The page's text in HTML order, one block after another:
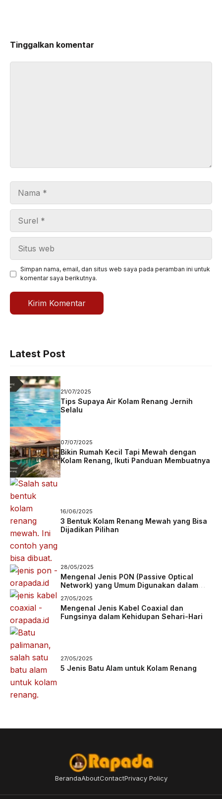
Tinggalkan komentar
Simpan nama, email, dan situs web saya pada peramban ini untuk
komentar saya berikutnya.
Latest Post
21/07/2025
Tips Supaya Air Kolam Renang Jernih
Selalu
07/07/2025
Bikin Rumah Kecil Tapi Mewah dengan
Kolam Renang, Ikuti Panduan Membuatnya
16/06/2025
3 Bentuk Kolam Renang Mewah yang Bisa
Dijadikan Pilihan
28/05/2025
Mengenal Jenis PON (Passive Optical
Network) yang Umum Digunakan dalam
27/05/2025
Mengenal Jenis Kabel Coaxial dan
Fungsinya dalam Kehidupan Sehari-Hari
27/05/2025
5 Jenis Batu Alam untuk Kolam Renang
BerandaAboutContactPrivacy Policy